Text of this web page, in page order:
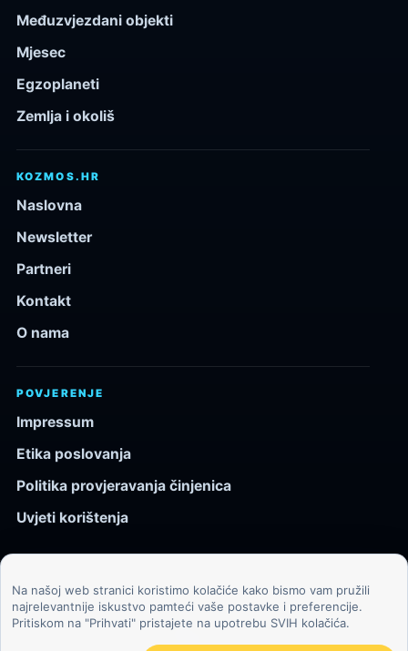
Međuzvjezdani objekti
Mjesec
Egzoplaneti
Zemlja i okoliš
KOZMOS.HR
Naslovna
Newsletter
Partneri
Kontakt
O nama
POVJERENJE
Impressum
Etika poslovanja
Politika provjeravanja činjenica
Uvjeti korištenja
© 2026 Kozmos.hr. Sva prava pridržana.
Svemir, znanost, tehnologija i velike ideje za znatiželjne
čitatelje.
Na našoj web stranici koristimo kolačiće kako bismo vam pružili
najrelevantnije iskustvo pamteći vaše postavke i preferencije.
Pritiskom na "Prihvati" pristajete na upotrebu SVIH kolačića.